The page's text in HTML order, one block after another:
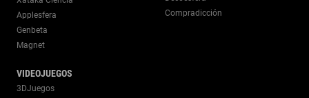
Applesfera
Genbeta
Magnet
VIDEOJUEGOS
3DJuegos
Compradicción